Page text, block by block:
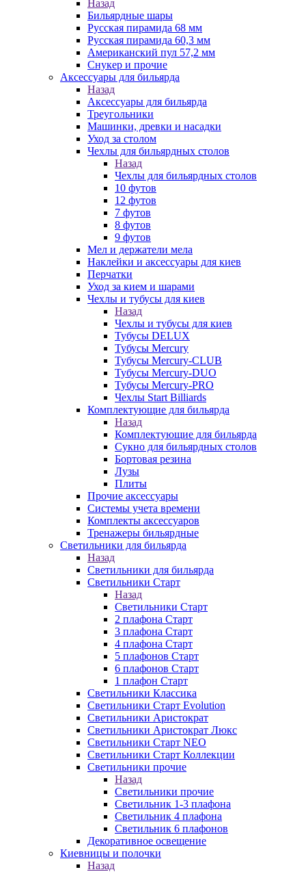
Назад
Бильярдные шары
Русская пирамида 68 мм
Русская пирамида 60,3 мм
Американский пул 57,2 мм
Снукер и прочие
Аксессуары для бильярда
Назад
Аксессуары для бильярда
Треугольники
Машинки, древки и насадки
Уход за столом
Чехлы для бильярдных столов
Назад
Чехлы для бильярдных столов
10 футов
12 футов
7 футов
8 футов
9 футов
Мел и держатели мела
Наклейки и аксессуары для киев
Перчатки
Уход за кием и шарами
Чехлы и тубусы для киев
Назад
Чехлы и тубусы для киев
Тубусы DELUX
Тубусы Mercury
Тубусы Mercury-CLUB
Тубусы Mercury-DUO
Тубусы Mercury-PRO
Чехлы Start Billiards
Комплектующие для бильярда
Назад
Комплектующие для бильярда
Сукно для бильярдных столов
Бортовая резина
Лузы
Плиты
Прочие аксессуары
Системы учета времени
Комплекты аксессуаров
Тренажеры бильярдные
Светильники для бильярда
Назад
Светильники для бильярда
Светильники Старт
Назад
Светильники Старт
2 плафона Старт
3 плафона Старт
4 плафона Старт
5 плафонов Старт
6 плафонов Старт
1 плафон Старт
Светильники Классика
Светильники Старт Evolution
Светильники Аристократ
Светильники Аристократ Люкс
Светильники Старт NEO
Светильники Старт Коллекции
Светильники прочие
Назад
Светильники прочие
Светильник 1-3 плафона
Светильник 4 плафона
Светильник 6 плафонов
Декоративное освещение
Киевницы и полочки
Назад